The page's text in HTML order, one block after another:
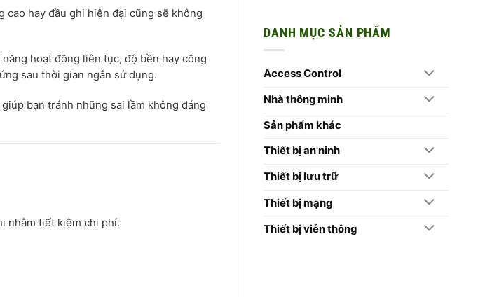
cao hay đầu ghi hiện đại cũng sẽ không
hoạt động liên tục, độ bền hay công
sau thời gian ngắn sử dụng.
bạn tránh những sai lầm không đáng
nhằm tiết kiệm chi phí.
Camera
Hikvision
Lò
– luận
ở
Doanh
Chọn
Máy
Công
Hikvision
DANH MỤC SẢN PHẨM
Access Control
Nhà thông minh
Sản phẩm khác
Thiết bị an ninh
Thiết bị lưu trữ
Thiết bị mạng
Thiết bị viễn thông